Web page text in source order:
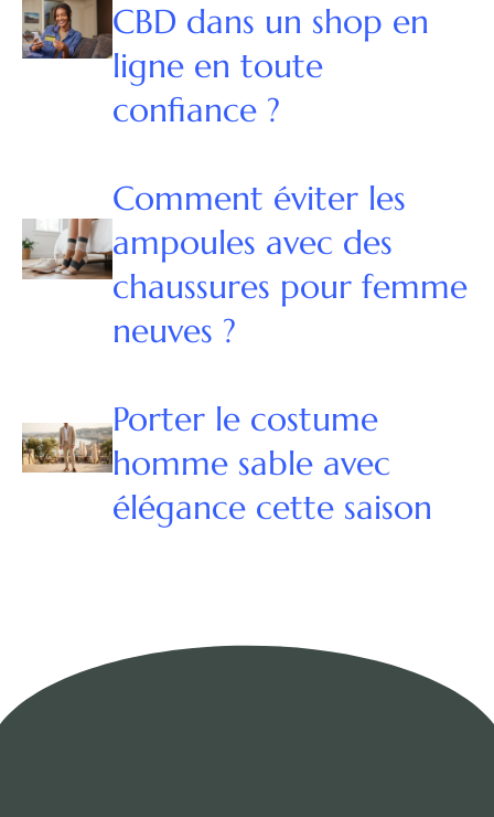
CBD dans un shop en
ligne en toute
confiance ?
Comment éviter les
ampoules avec des
chaussures pour femme
neuves ?
Porter le costume
homme sable avec
élégance cette saison